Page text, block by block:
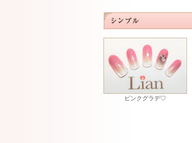
ピンクグラデ♡